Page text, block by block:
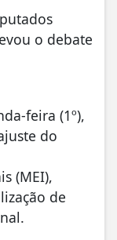
o debate
feira (1º),
do
(MEI),
de